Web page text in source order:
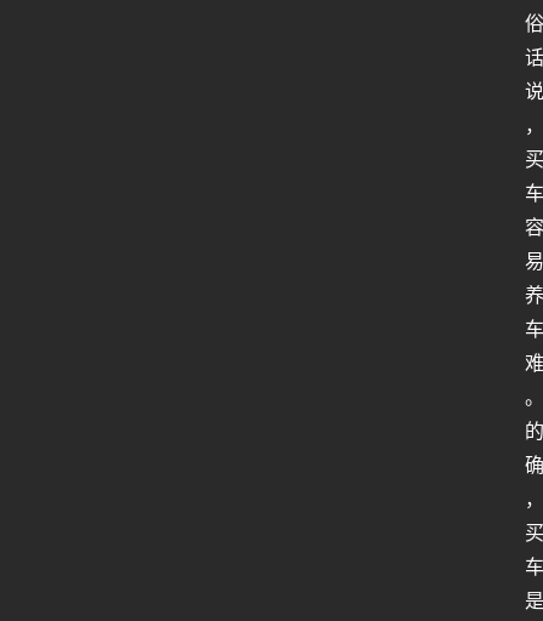
俗
话
说
，
买
车
容
易
养
车
难
。
的
确
，
买
车
是